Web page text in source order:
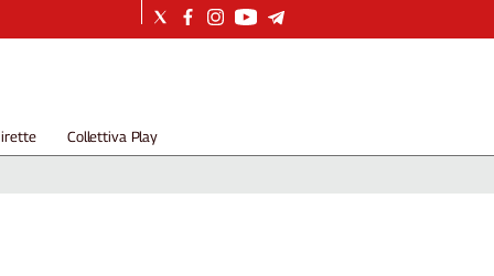
Collettiva Play